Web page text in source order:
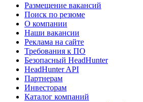
Размещение вакансий
Поиск по резюме
О компании
Наши вакансии
Реклама на сайте
Требования к ПО
Безопасный HeadHunter
HeadHunter API
Партнерам
Инвесторам
Каталог компаний